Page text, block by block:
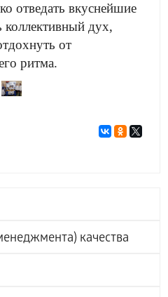
качества
отведать вкуснейшие
дух,
от
ритма.